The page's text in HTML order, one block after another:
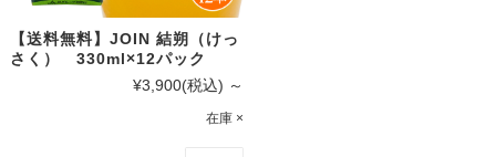
【送料無料】JOIN 結朔（けっ
さく） 330ml×12パック
¥3,900(税込) ～
在庫 ×